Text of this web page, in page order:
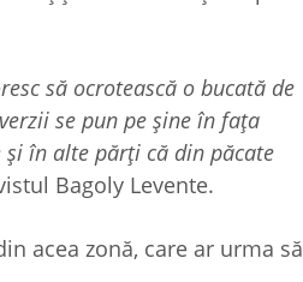
să ocrotească o bucată de
se pun pe șine în fața
și în alte părți că din păcate
Bagoly Levente.
acea zonă, care ar urma să